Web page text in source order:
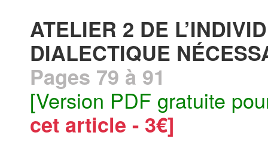
ATELIER 2 DE
DIALECTIQUE
Pages 79 à 91
[Version PDF gratuite
cet article - 3€]